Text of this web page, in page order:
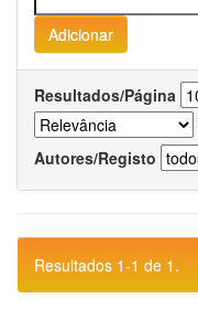
Resultados/Página
Autores/Registo
Resultados 1-1 de 1.